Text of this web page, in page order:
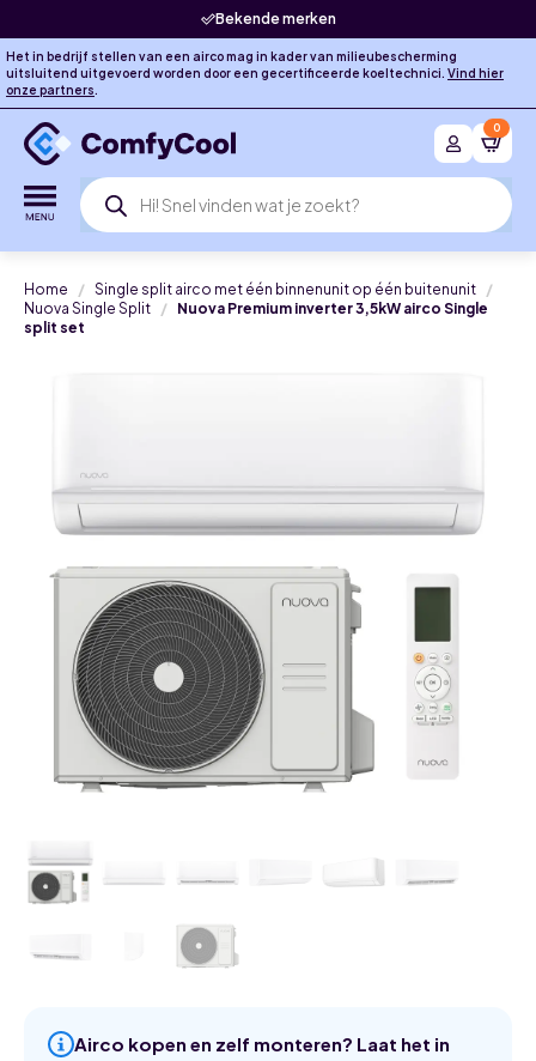
Bekende merken
Het in bedrijf stellen van een airco mag in kader van milieubescherming
uitsluitend uitgevoerd worden door een gecertificeerde koeltechnici. Vind hier
onze partners.
Producten
zoeken
0
Home
Single split airco met één binnenunit op één buitenunit
Nuova Single Split
Nuova Premium inverter 3,5kW airco Single
split set
Airco kopen en zelf monteren? Laat het in